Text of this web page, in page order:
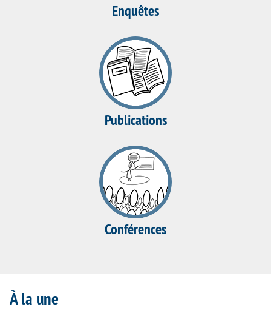
Enquêtes
Publications
Conférences
À la une